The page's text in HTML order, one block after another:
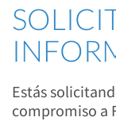
Estás
compromiso a